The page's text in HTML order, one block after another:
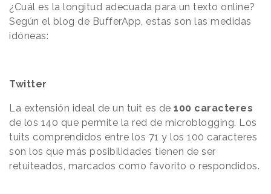
¿Cuál es la longitud adecuada para un texto online?
Según el blog de BufferApp, estas son las medidas
idóneas:
Twitter
La extensión ideal de un tuit es de 100 caracteres
de los 140 que permite la red de microblogging. Los
tuits comprendidos entre los 71 y los 100 caracteres
son los que más posibilidades tienen de ser
retuiteados, marcados como favorito o respondidos.